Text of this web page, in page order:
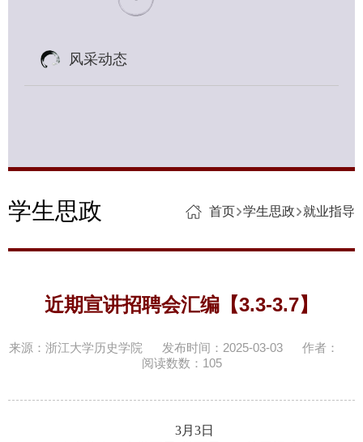
风采动态
学生思政 首页 学生思政 就业指导
近期宣讲招聘会汇编【3.3-3.7】
来源：浙江大学历史学院 发布时间：2025-03-03
作者：
阅读数数： 105
3月3日